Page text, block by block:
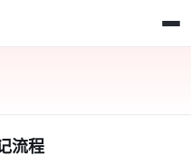
流程